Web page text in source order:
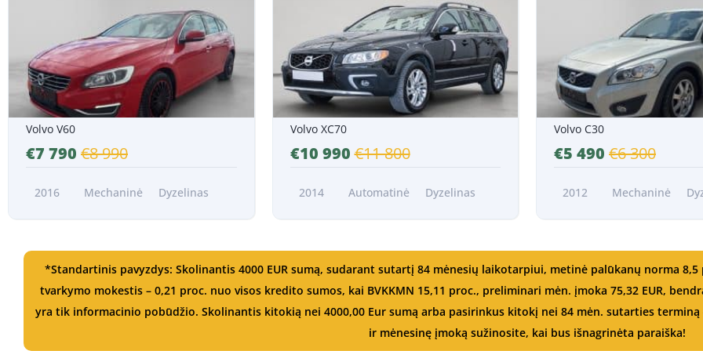
Nuo 143 EUR/Mėn.*
Volvo V60
€7 790 €8 990
2016 Mechaninė Dyzelinas
Nuo 201 EUR/Mėn.*
Volvo XC70
€10 990€11 800
2014 Automatinė Dyzelinas
Nuo 101 EUR/Mėn.*
Volvo C30
€5 490 €6 300
2012 Mechaninė
*Standartinis pavyzdys: Skolinantis 4000 EUR sumą, sudarant sutartį 84 mėnesių laikotarpiui, metinė palūkanų norma
tvarkymo mokestis – 0,21 proc. nuo visos kredito sumos, kai BVKKMN 15,11 proc., preliminari mėn. įmoka 75,32 EUR,
yra tik informacinio pobūdžio. Skolinantis kitokią nei 4000,00 Eur sumą arba pasirinkus kitokį nei 84 mėn. sutarties
ir mėnesinę įmoką sužinosite, kai bus išnagrinėta paraiška!